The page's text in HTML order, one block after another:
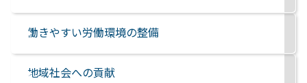
働きやすい労働環境の整備
地域社会への貢献